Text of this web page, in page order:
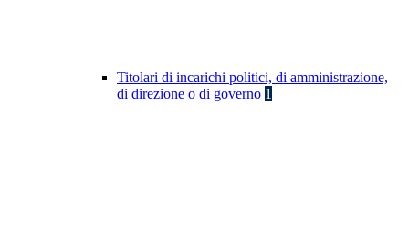
Titolari di incarichi politici, di amministrazione,
di direzione o di governo 1